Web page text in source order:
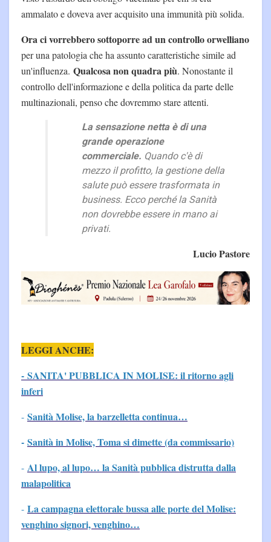
ammalato e doveva aver acquisito una immunità più solida.
Ora ci vorrebbero sottoporre ad un controllo orwelliano
per una patologia che ha assunto caratteristiche simile ad
un'influenza. Qualcosa non quadra più. Nonostante il
controllo dell'informazione e della politica da parte delle
multinazionali, penso che dovremmo stare attenti.
La sensazione netta è di una
grande operazione
commerciale. Quando c'è di
mezzo il profitto, la gestione della
salute può essere trasformata in
business. Ecco perché la Sanità
non dovrebbe essere in mano ai
privati.
Lucio Pastore
LEGGI ANCHE:
- SANITA' PUBBLICA IN MOLISE: il ritorno agli
inferi
- Sanità Molise, la barzelletta continua…
- Sanità in Molise, Toma si dimette (da commissario)
- Al lupo, al lupo… la Sanità pubblica distrutta dalla
malapolitica
- La campagna elettorale bussa alle porte del Molise:
venghino signori, venghino…